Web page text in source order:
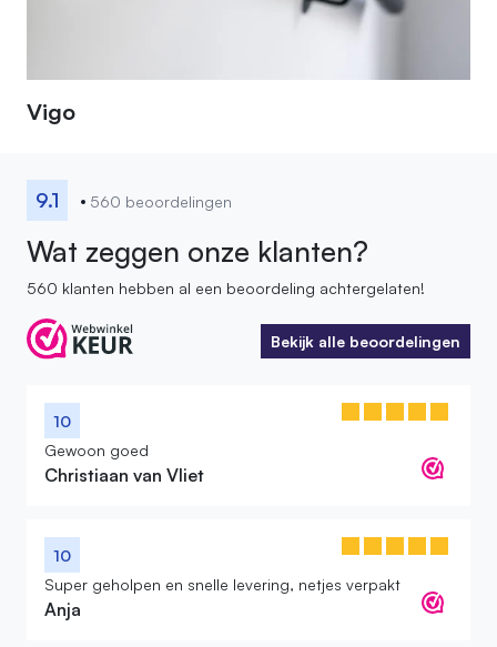
Vigo
9.1 560 beoordelingen
Wat zeggen onze klanten?
560 klanten hebben al een beoordeling achtergelaten!
Bekijk alle beoordelingen
Bekijk alle beoordelingen
10
Gewoon goed
Christiaan van Vliet
10
Super geholpen en snelle levering, netjes verpakt
Anja